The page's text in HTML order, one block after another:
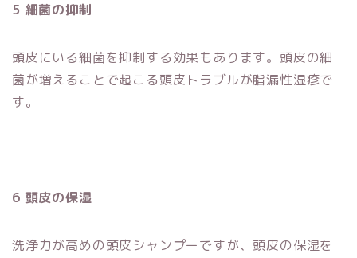
5 細菌の抑制
頭皮にいる細菌を抑制する効果もあります。頭皮の細
菌が増えることで起こる頭皮トラブルが脂漏性湿疹で
す。
6 頭皮の保湿
洗浄力が高めの頭皮シャンプーですが、頭皮の保湿を